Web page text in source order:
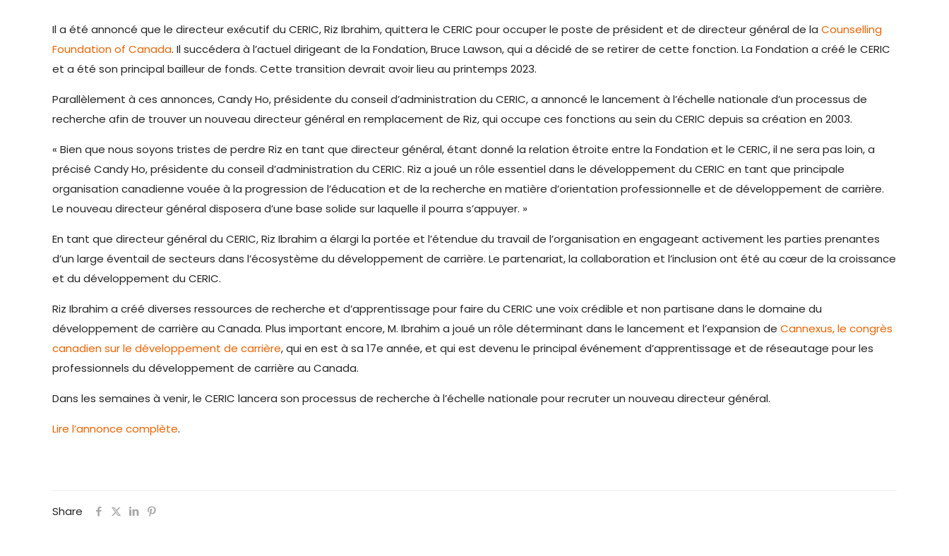
Il a été annoncé que le directeur exécutif du CERIC, Riz Ibrahim, quittera le CERIC pour occuper le poste de président et de directeur général de laCounselling
Foundation of Canada. Il succédera à l’actuel dirigeant de la Fondation, Bruce Lawson, qui a décidé de se retirer de cette fonction. La Fondation a créé le CERIC
et a été son principal bailleur de fonds. Cette transition devrait avoir lieu au printemps 2023.
Parallèlement à ces annonces, Candy Ho, présidente du conseil d’administration du CERIC, a annoncé le lancement à l’échelle nationale d’un processus de
recherche afin de trouver un nouveau directeur général en remplacement de Riz, qui occupe ces fonctions au sein du CERIC depuis sa création en 2003.
« Bien que nous soyons tristes de perdre Riz en tant que directeur général, étant donné la relation étroite entre la Fondation et le CERIC, il ne sera pas loin, a
précisé Candy Ho, présidente du conseil d’administration du CERIC. Riz a joué un rôle essentiel dans le développement du CERIC en tant que principale
organisation canadienne vouée à la progression de l’éducation et de la recherche en matière d’orientation professionnelle et de développement de carrière.
Le nouveau directeur général disposera d’une base solide sur laquelle il pourra s’appuyer. »
En tant que directeur général du CERIC, Riz Ibrahim a élargi la portée et l’étendue du travail de l’organisation en engageant activement les parties prenantes
d’un large éventail de secteurs dans l’écosystème du développement de carrière. Le partenariat, la collaboration et l’inclusion ont été au cœur de la croissance
et du développement du CERIC.
Riz Ibrahim a créé diverses ressources de recherche et d’apprentissage pour faire du CERIC une voix crédible et non partisane dans le domaine du
développement de carrière au Canada. Plus important encore, M. Ibrahim a joué un rôle déterminant dans le lancement et l’expansion deCannexus, le congrès
canadien sur le développement de carrière, qui en est à sa 17e année, et qui est devenu le principal événement d’apprentissage et de réseautage pour les
professionnels du développement de carrière au Canada.
Dans les semaines à venir, le CERIC lancera son processus de recherche à l’échelle nationale pour recruter un nouveau directeur général.
Lire l’annonce complète.
Share